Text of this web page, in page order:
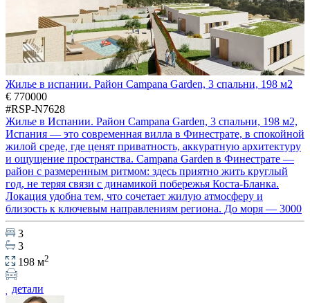
Жилье в испании. Район Campana Garden, 3 спальни, 198 м2
€ 770000
#RSP-N7628
Жилье в Испании. Район Campana Garden, 3 спальни, 198 м2,
Испания — это современная вилла в Финестрате, в спокойной
жилой среде, где ценят приватность, аккуратную архитектуру
и ощущение пространства. Campana Garden в Финестрате —
район с размеренным ритмом: здесь приятно жить круглый
год, не теряя связи с динамикой побережья Коста-Бланка.
Локация удобна тем, что сочетает жилую атмосферу и
близость к ключевым направлениям региона. До моря — 3000
3
3
198 м2
детали